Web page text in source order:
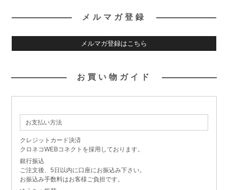
メルマガ登録
メルマガ登録はこちら
お買い物ガイド
お支払い方法
クレジットカード決済
クロネコWEBコネクトを採用しております。
銀行振込
ご注文後、5日以内に口座にお振込み下さい。
お振込み手数料はお客様ご負担です。